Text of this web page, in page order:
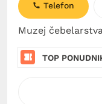
Muzej
Telefon
TOP